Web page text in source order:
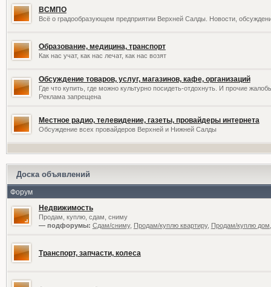
ВСМПО
Всё о градообразующем предприятии Верхней Салды. Новости,
Образование, медицина, транспорт
Как нас учат, как нас лечат, как нас возят
Обсуждение товаров, услуг, магазинов, кафе, организаций
Где что купить, где можно культурно посидеть-отдохнуть. И прочие
Реклама запрещена
Местное радио, телевидение, газеты, провайдеры интернета
Обсуждение всех провайдеров Верхней и Нижней Салды
Доска объявлений
Форум
Недвижимость
Продам, куплю, сдам, сниму
— подфорумы: Сдам/сниму, Продам/куплю квартиру, Продам/куплю
Транспорт, запчасти, колеса